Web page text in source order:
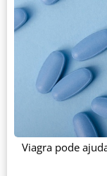
Viagra pode